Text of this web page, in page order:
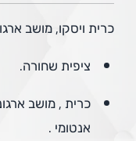
כרית ויסקו, מושב
ציפית שחורה.
כרית , מושב
אנטומי .